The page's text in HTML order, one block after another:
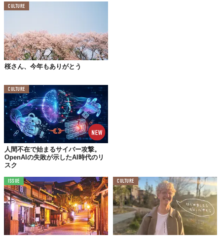
テレビを観ていて、「はーい」と500円玉を渡す。服を脱いで、
を洗ってくれる。お風呂に入ったりあがったり。ただ、電気風呂
はイヤ（なんか怖いわあれ！笑）。その後、一時、富士山の麓に
休む。
色が明るくなって、月が美しい。ゆったりと、ベッドに向かお
う。
こういうのが、マジックオブジャパン。
CULTURE
桜さん、今年もありがとう
CULTURE
人間不在で始まるサイバー攻撃。
OpenAIの失敗が示したAI時代のリ
スク
ISSUE CULTURE